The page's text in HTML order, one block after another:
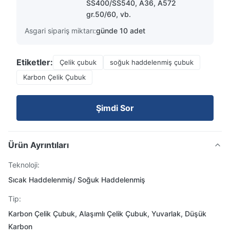
SS400/SS540, A36, A572
gr.50/60, vb.
Asgari sipariş miktarı:günde 10 adet
Etiketler: Çelik çubuk
soğuk haddelenmiş çubuk
Karbon Çelik Çubuk
Şimdi Sor
Ürün Ayrıntıları
Teknoloji:
Sıcak Haddelenmiş/ Soğuk Haddelenmiş
Tip:
Karbon Çelik Çubuk, Alaşımlı Çelik Çubuk, Yuvarlak, Düşük
Karbon